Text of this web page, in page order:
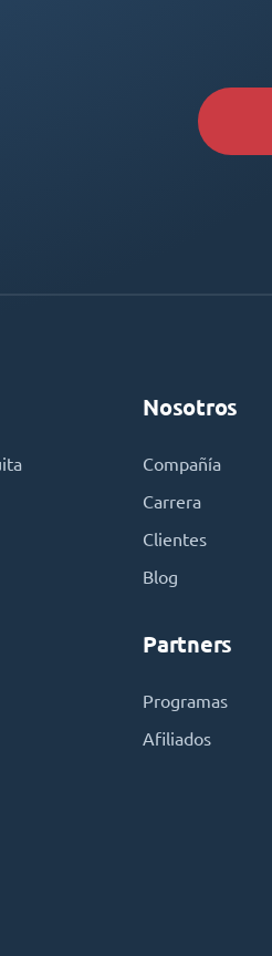
Nosotros
Compañía
Carrera
Clientes
Blog
Partners
Programas
Afiliados